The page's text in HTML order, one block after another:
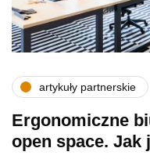
artykuły partnerskie
Ergonomiczne
open space. Jak